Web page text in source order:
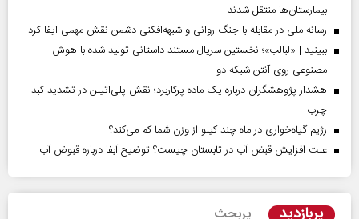
بیمارستان‌ها منتقل شدند
رسانه ملی در مقابله با جنگ روانی و شبهه‌افکنی دشمن نقش مهمی ایفا کرد
ببینید | «لبالب»؛ نخستین سریال مستند داستانی تولید شده با هوش
مصنوعی روی آنتن شبکه دو
هشدار پژوهشگران درباره یک ماده پرکاربرد؛ نقش پلی‌اتیلن در تشدید کبد
چرب
رژیم گیاه‌خواری در ماه چند کیلو از وزن شما کم می‌کند؟
علت افزایش قبض آب در تابستان چیست؟ توضیح آبفا درباره قبوض آب
پربازدید پربحث